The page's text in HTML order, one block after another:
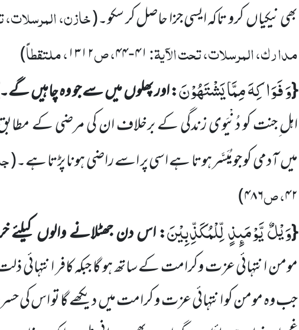
بھی نیکیاںکرو تاکہ ایسی جزا حاصل کر سکو۔(خازن،
مدارک، المرسلات، تحت الآیۃ:۴۱-۴۴، ص۱۳۱۲، ملتقطاً)
{وَ فَوَاكِهَ مِمَّا یَشْتَهُوْنَ: اور پھلوںمیںسے جو وہ چاہیں
اہل ِجنت کو دُنْیَوی زندگی کےبرخلاف ان کی مرضی کے مطابق
میںآدمی کو جو مُیَسَّر ہوتا ہے اسی پر اسے راضی ہونا پڑتا ہے۔(
۴۲، ص۴۸۶)
{وَیْلٌ یَّوْمَىٕذٍ لِّلْمُكَذِّبِیْنَ: اس دن جھٹلانے والوں
مومن انتہائی عزت وکرامت کے ساتھ ہو گا جبکہ کافر انتہائی
جب وہ مومن کو انتہائی عزت و کرامت میںدیکھے گا تو اس